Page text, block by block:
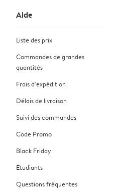
Aide
Liste des prix
Commandes de grandes
quantités
Frais d’expédition
Délais de livraison
Suivi des commandes
Code Promo
Black Friday
Etudiants
Questions fréquentes